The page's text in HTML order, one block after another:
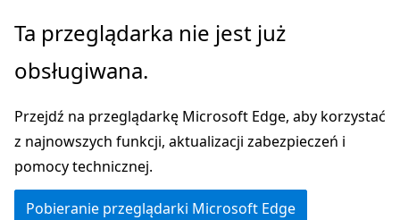
Przejdź
głównej
Ta przeglądarka nie jest już
obsługiwana.
Przejdź na przeglądarkę Microsoft Edge, aby korzystać
z najnowszych funkcji, aktualizacji zabezpieczeń i
pomocy technicznej.
Pobieranie przeglądarki Microsoft Edge